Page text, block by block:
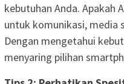
kebutuhan Anda. Apakah
untuk komunikasi, media
Dengan mengetahui
menyaring pilihan